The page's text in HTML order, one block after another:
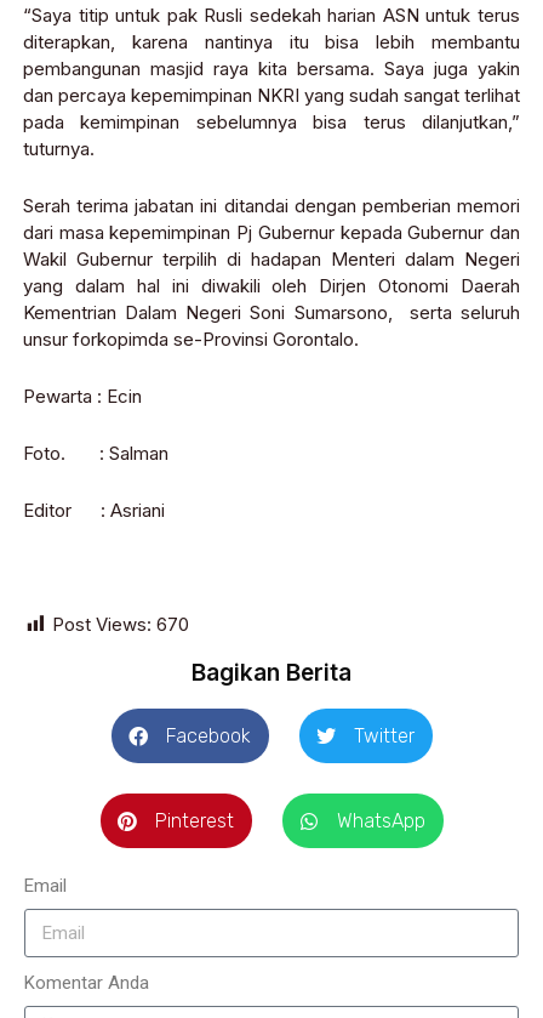
“Saya titip untuk pak Rusli sedekah harian ASN untuk terus
diterapkan, karena nantinya itu bisa lebih membantu
pembangunan masjid raya kita bersama. Saya juga yakin
dan percaya kepemimpinan NKRI yang sudah sangat terlihat
pada kemimpinan sebelumnya bisa terus dilanjutkan,”
tuturnya.
Serah terima jabatan ini ditandai dengan pemberian memori
dari masa kepemimpinan Pj Gubernur kepada Gubernur dan
Wakil Gubernur terpilih di hadapan Menteri dalam Negeri
yang dalam hal ini diwakili oleh Dirjen Otonomi Daerah
Kementrian Dalam Negeri Soni Sumarsono, serta seluruh
unsur forkopimda se-Provinsi Gorontalo.
Pewarta : Ecin
Foto. : Salman
Editor : Asriani
Post Views: 670
Bagikan Berita
Facebook Twitter
Pinterest WhatsApp
Email
Komentar Anda